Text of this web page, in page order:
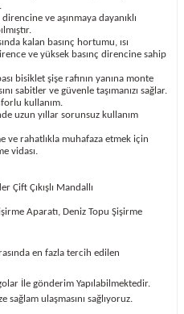
ve aşınmaya dayanıklı
kalan basınç hortumu, ısı
ve yüksek basınç direncine sahip
bisiklet şişe rafının yanına monte
sabitler ve güvenle taşımanızı sağlar.
kullanım.
uzun yıllar sorunsuz kullanım
ve rahatlıkla muhafaza etmek için
vidası.
Çift Çıkışlı Mandallı
Aparatı, Deniz Topu Şişirme
en fazla tercih edilen
İle gönderim Yapılabilmektedir.
ulaşmasını sağlıyoruz.